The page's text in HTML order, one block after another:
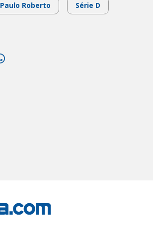
Paulo Roberto Série D